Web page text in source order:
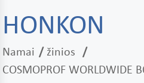
HONKON
Namai
žinios
COSMOPROF WORLDWIDE